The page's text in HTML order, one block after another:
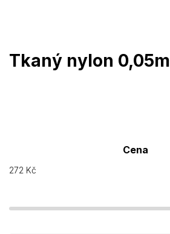
Tkaný nylon 0,05m
Cena
272 Kč